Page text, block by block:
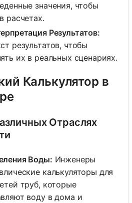
значения, чтобы
расчетах.
Результатов:
результатов, чтобы
их в реальных сценариях.
Калькулятор в
Отраслях
Воды: Инженеры
калькуляторы для
труб, которые
воду в дома и